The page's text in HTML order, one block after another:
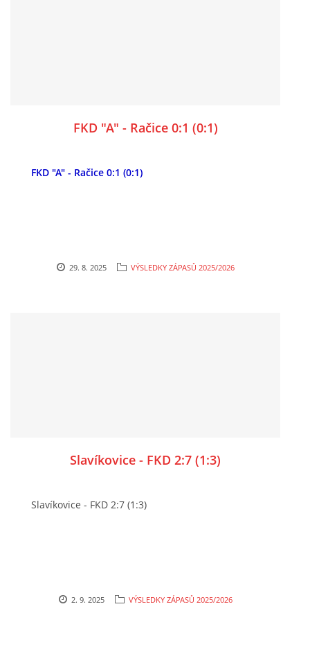
FKD "A" - Račice 0:1 (0:1)
FKD "A" - Račice 0:1 (0:1)
29. 8. 2025 VÝSLEDKY ZÁPASŮ 2025/2026
Slavíkovice - FKD 2:7 (1:3)
Slavíkovice - FKD 2:7 (1:3)
2. 9. 2025 VÝSLEDKY ZÁPASŮ 2025/2026